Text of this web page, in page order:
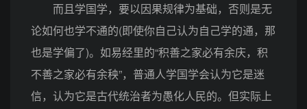
而且学国学，要以因果规律为基础，否则是无
论如何也学不通的(即使你自己认为自己学的通，那
也是学偏了)。如易经里的“积善之家必有余庆，积
不善之家必有余秧”，普通人学国学会认为它是迷
信，认为它是古代统治者为愚化人民的。但实际上